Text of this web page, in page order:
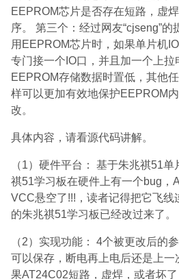
EEPROM芯片是否存在短路，虚
序。 第三个：经过网友“cjseng”
用EEPROM芯片时，如果单片机
专门接一个IO口，并且加一个上拉
EEPROM存储数据时置低，其他
样可以更加有效地保护EEPROM
改。
具体内容，请看源代码讲解。
（1）硬件平台： 基于朱兆祺51
祺51学习板在硬件上有一个bug，
VCC悬空了!!!，读者记得把它飞线
的朱兆祺51学习板已经改过来了。
（2）实现功能： 4个被更改后的
可以保存，断电再上电后还是上
果AT24C02短路，虚焊，或者坏了